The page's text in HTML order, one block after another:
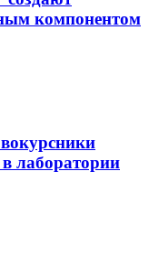
компонентом
лаборатории